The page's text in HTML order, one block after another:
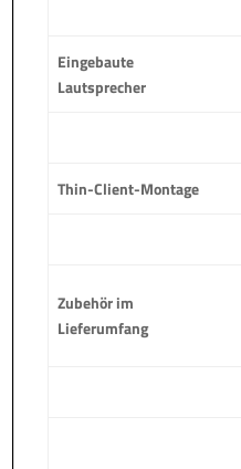
Eingebaute
Lautsprecher
Thin-Client-Montage
Zubehör im
Lieferumfang